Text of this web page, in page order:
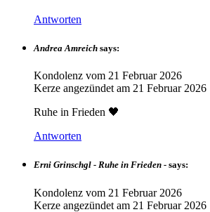
Antworten
Andrea Amreich says:
Kondolenz vom 21 Februar 2026
Kerze angezündet am 21 Februar 2026
Ruhe in Frieden 🖤
Antworten
Erni Grinschgl - Ruhe in Frieden - says:
Kondolenz vom 21 Februar 2026
Kerze angezündet am 21 Februar 2026